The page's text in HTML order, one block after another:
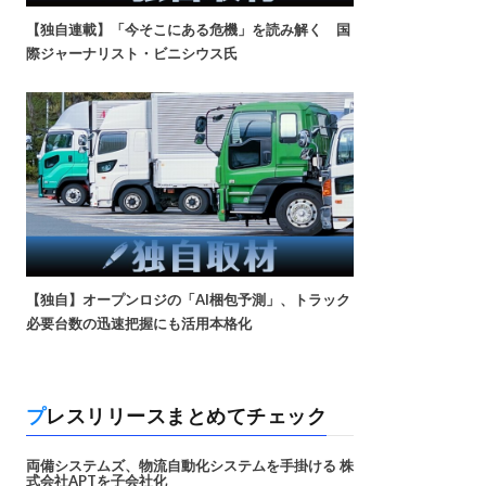
【独自連載】「今そこにある危機」を読み解く 国
際ジャーナリスト・ビニシウス氏
【独自】オープンロジの「AI梱包予測」、トラック
必要台数の迅速把握にも活用本格化
プレスリリースまとめてチェック
両備システムズ、物流自動化システムを手掛ける 株
式会社APTを子会社化